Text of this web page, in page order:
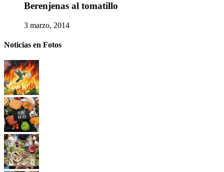
Berenjenas al tomatillo
3 marzo, 2014
Noticias en Fotos